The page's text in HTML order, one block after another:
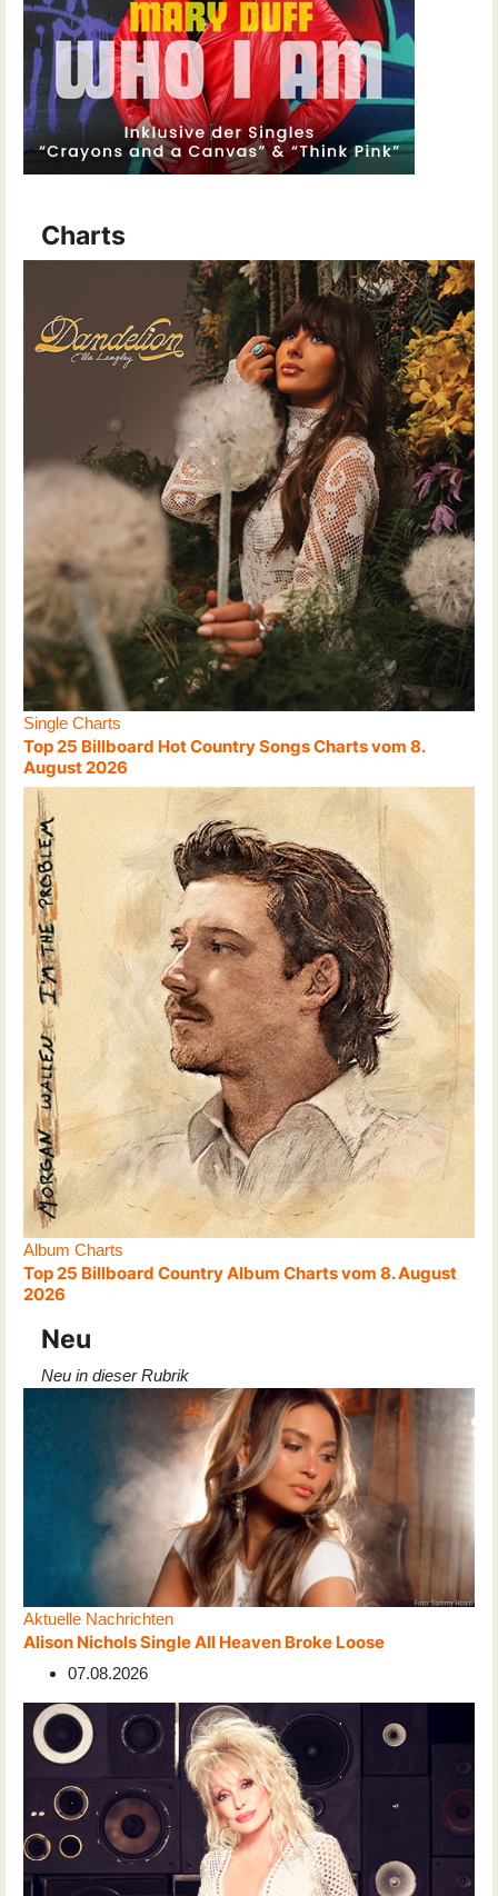
Charts
Single Charts
Top 25 Billboard Hot Country Songs Charts vom 8.
August 2026
Album Charts
Top 25 Billboard Country Album Charts vom 8. August
2026
Neu
Neu in dieser Rubrik
Aktuelle Nachrichten
Alison Nichols Single All Heaven Broke Loose
07.08.2026